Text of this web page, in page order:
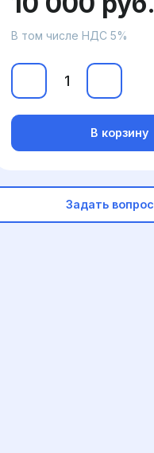
В том числе НДС 5%
В корзину
Задать вопрос